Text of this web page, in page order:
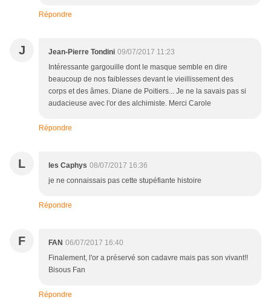
Répondre
J Jean-Pierre Tondini 09/07/2017 11:23
Intéressante gargouille dont le masque semble en dire
beaucoup de nos faiblesses devant le vieillissement des
corps et des âmes. Diane de Poitiers... Je ne la savais pas si
audacieuse avec l'or des alchimiste. Merci Carole
Répondre
L les Caphys 08/07/2017 16:36
je ne connaissais pas cette stupéfiante histoire
Répondre
F FAN 06/07/2017 16:40
Finalement, l'or a préservé son cadavre mais pas son vivant!!
Bisous Fan
Répondre